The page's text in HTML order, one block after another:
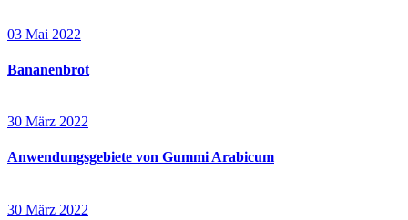
03 Mai 2022
Bananenbrot
30 März 2022
Anwendungsgebiete von Gummi Arabicum
30 März 2022